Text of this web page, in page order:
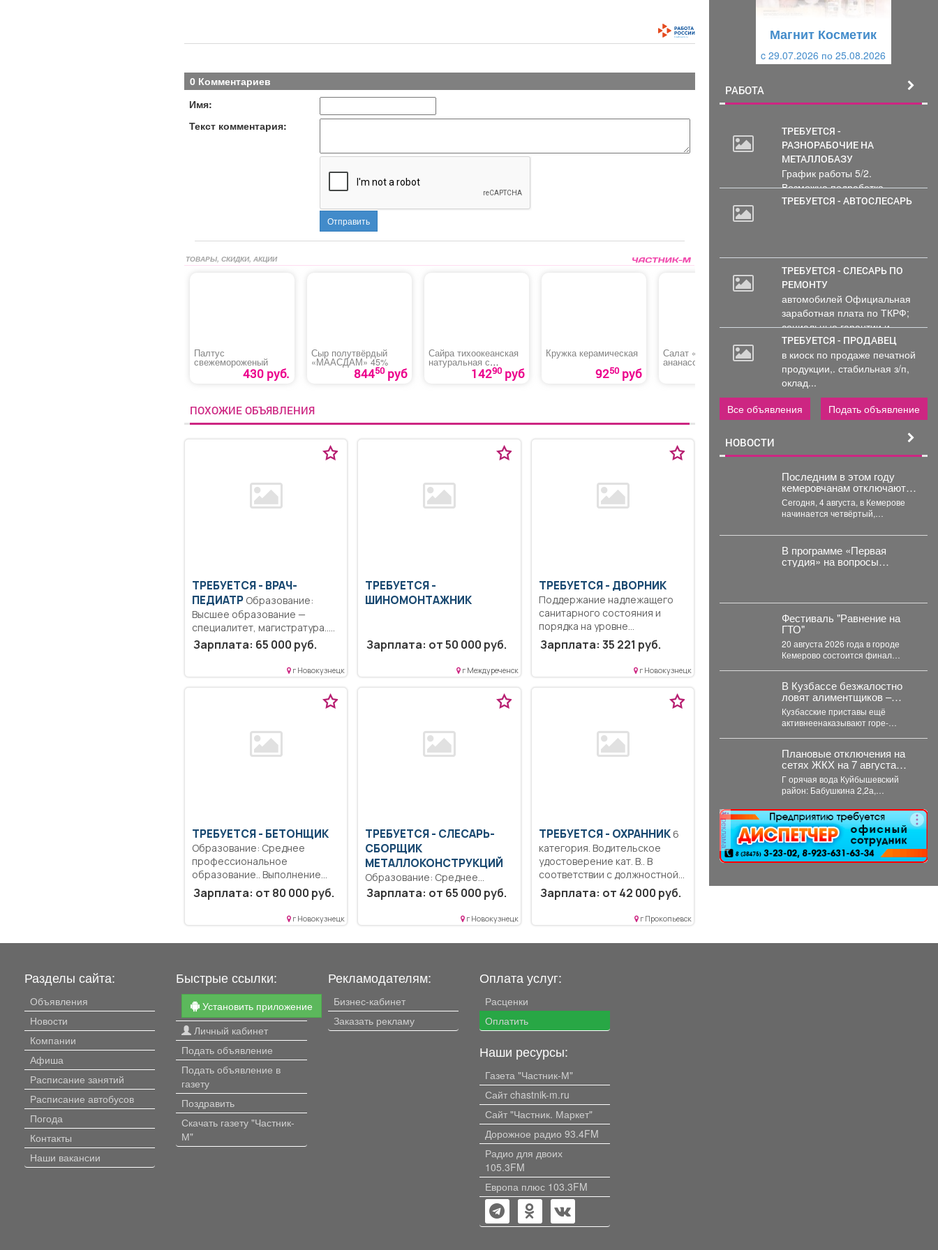
0 Комментариев
Имя:
Текст комментария:
Отправить
ТОВАРЫ, СКИДКИ, АКЦИИ
Палтус
свежемороженый
430 руб.
Сыр полутвёрдый
«МААСДАМ» 45%
84450руб
Сайра тихоокеанская
натуральная с
добавлением масла
14290руб
Кружка керамическая
9250руб
Салат «Нежность с
ананасом»
Торт «Шахматный»
560 руб.
Шоколад
ПОХОЖИЕ ОБЪЯВЛЕНИЯ
ТРЕБУЕТСЯ - ВРАЧ-
ПЕДИАТРОбразование:
Высшее образование —
специалитет, магистратура..
Проводит медицинские
осмотры.....
Зарплата: 65 000 руб.
г Новокузнецк
ТРЕБУЕТСЯ -
ШИНОМОНТАЖНИК
Зарплата: от 50 000 руб.
г Междуреченск
ТРЕБУЕТСЯ - ДВОРНИК
Поддержание надлежащего
санитарного состояния и
порядка на уровне
требований...
Зарплата: 35 221 руб.
г Новокузнецк
ТРЕБУЕТСЯ - БЕТОНЩИК
Образование: Среднее
профессиональное
образование.. Выполнение
бетонных и
общестроительных работ;...
Зарплата: от 80 000 руб.
г Новокузнецк
ТРЕБУЕТСЯ - СЛЕСАРЬ-
СБОРЩИК
МЕТАЛЛОКОНСТРУКЦИЙ
Образование: Среднее
профессиональное
образование.. Работа в цехе
Зарплата: от 65 000 руб.
г Новокузнецк
ТРЕБУЕТСЯ - ОХРАННИК6
категория. Водительское
удостоверение кат. B.. В
соответствии с должностной...
Зарплата: от 42 000 руб.
г Прокопьевск
Магнит Косметик
c 29.07.2026 по 25.08.2026
РАБОТА
ТРЕБУЕТСЯ -
РАЗНОРАБОЧИЕ НА
МЕТАЛЛОБАЗУ
График работы 5/2.
Возможна подработка..
ТРЕБУЕТСЯ - АВТОСЛЕСАРЬ
ТРЕБУЕТСЯ - СЛЕСАРЬ ПО
РЕМОНТУ
автомобилей Официальная
заработная плата по ТКРФ;
социальные гарантии и
уверенность в...
ТРЕБУЕТСЯ - ПРОДАВЕЦ
в киоск по продаже печатной
продукции,. стабильная з/п,
оклад...
Все объявления
Подать объявление
НОВОСТИ
Последним в этом году
кемеровчанам отключают
горячую воду
Сегодня, 4 августа, в Кемерове
начинается четвёртый,
гидравлических испытаний
тепловых сетей. Он продлится...
В программе «Первая
студия» на вопросы
жителей ответил
Куйбышевского района
Сергей Маисеев.
Фестиваль "Равнение на
ГТО"
20 августа 2026 года в городе
Кемерово состоится финал
фестиваль «Равнение на...
В Кузбассе безжалостно
ловят алиментщиков –
суммы взысканий
невероятно растут
Кузбасские приставы ещё
активнеенаказывают горе-
детей. С...
Плановые отключения на
сетях ЖКХ на 7 августа
2026 г. (г. Новокузнецк)
Г орячая вода Куйбышевский
район: Бабушкина 2,2а,
реклама
Разделы сайта:
Объявления
Новости
Компании
Афиша
Расписание занятий
Расписание автобусов
Погода
Контакты
Наши вакансии
Быстрые ссылки:
Установить приложение
Личный кабинет
Подать объявление
Подать объявление в
газету
Поздравить
Скачать газету "Частник-
М"
Рекламодателям:
Бизнес-кабинет
Заказать рекламу
Оплата услуг:
Расценки
Оплатить
Наши ресурсы:
Газета "Частник-М"
Сайт chastnik-m.ru
Сайт "Частник. Маркет"
Дорожное радио 93.4FM
Радио для двоих
105.3FM
Европа плюс 103.3FM